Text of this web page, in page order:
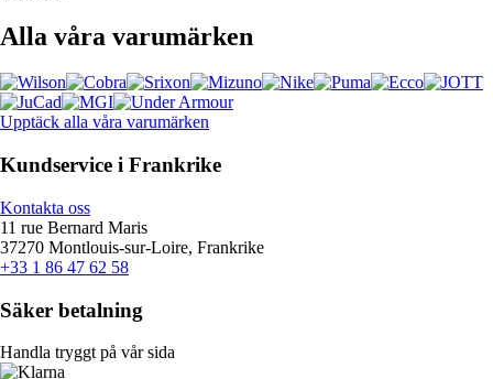
Alla våra varumärken
Upptäck alla våra varumärken
Kundservice i Frankrike
Kontakta oss
11 rue Bernard Maris
37270 Montlouis-sur-Loire, Frankrike
+33 1 86 47 62 58
Säker betalning
Handla tryggt på vår sida